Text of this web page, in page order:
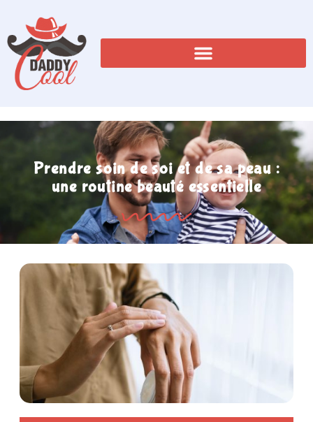
Prendre soin de soi et de sa peau :
une routine beauté essentielle